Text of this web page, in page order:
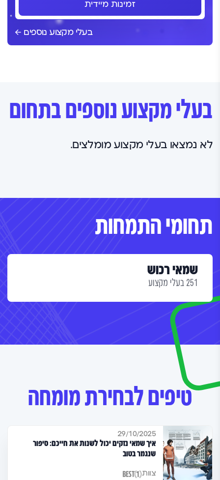
זמינות מיידית
בעלי מקצוע נוספים
בעלי מקצוע נוספים בתחום
לא נמצאו בעלי מקצוע מומלצים.
תחומי התמחות
שמאי רכוש
251 בעלי מקצוע
טיפים לבחירת מומחה
29/10/2025
איך שמאי נזקים יכול לשנות את חייכם: סיפור
שנגמר בטוב
צוות